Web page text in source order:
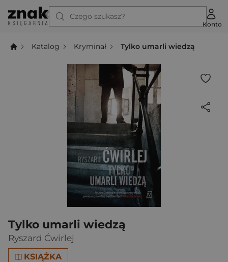
Czego szukasz?
Konto
Katalog Kryminał Tylko umarli wiedzą
Tylko umarli wiedzą
Ryszard Ćwirlej
KSIĄŻKA